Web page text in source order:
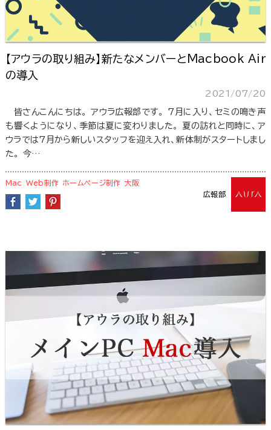
【アウラの取り組み】新たなメンバーとMacbook Air
の導入
2021/07/20
皆さんこんにちは。 アウラ広報部です。 7月に入り、セミの鳴き声
も響くようになり、季節は夏に変わりました。 夏の訪れと同時に、ア
ウラでは7月から新しいスタッフを迎え入れ、新体制がスタートしまし
た。 今…
広報部
Mac Web制作 ホームページ制作 大阪